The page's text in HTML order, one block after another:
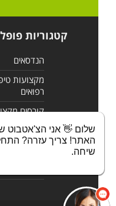
קטגוריות
הנדסאים
מקצועות
רפואים
קורסים
לימודי
שלום 👋 אני הצ'אטבוט
האתר! צריך עזרה?
שיחה.